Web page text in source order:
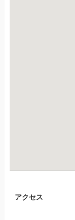
アクセス